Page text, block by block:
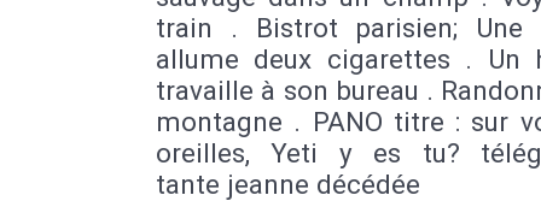
train . Bistrot parisien; Une
allume deux cigarettes . Un
travaille à son bureau .
montagne . PANO titre : sur
oreilles, Yeti y es tu?
tante jeanne décédée